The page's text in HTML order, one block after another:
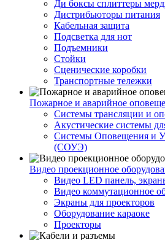
Ди боксы сплиттеры
Дистрибьюторы питания
Кабельная защита
Подсветка для нот
Подъемники
Стойки
Сценические коробки
Транспортные тележки
Пожарное и аварийное
Cистемы трансляции и
Акустические системы
Системы Оповещения и
(СОУЭ)
Видео проекционное
Видео LED панель,
Видео коммутационное
Экраны для проекторов
Оборудование караоке
Проекторы